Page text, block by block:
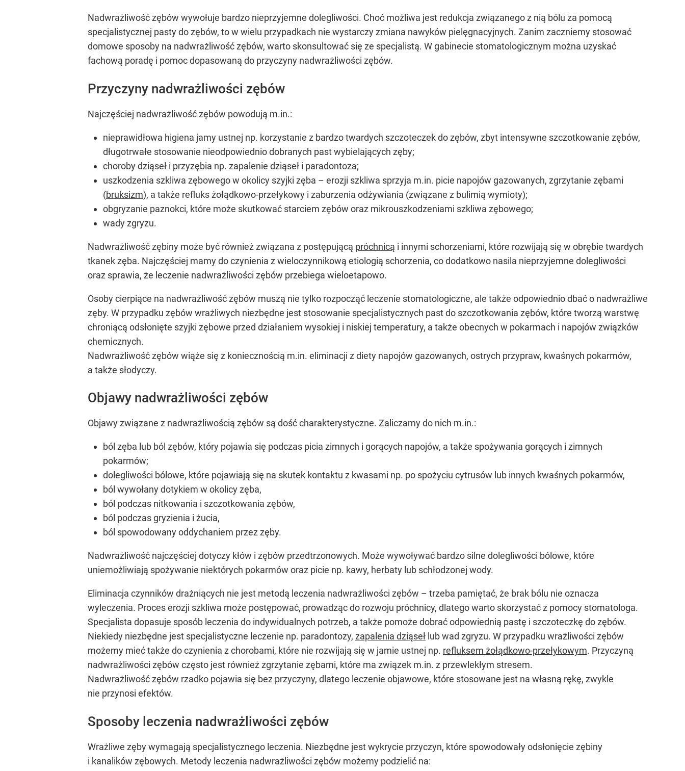
Nadwrażliwość zębów wywołuje bardzo nieprzyjemne dolegliwości. Choć możliwa jest redukcja związanego z nią bólu za pomocą
specjalistycznej pasty do zębów, to w wielu przypadkach nie wystarczy zmiana nawyków pielęgnacyjnych. Zanim zaczniemy stosować
domowe sposoby na nadwrażliwość zębów, warto skonsultować się ze specjalistą. W gabinecie stomatologicznym można uzyskać
fachową poradę i pomoc dopasowaną do przyczyny nadwrażliwości zębów.
Przyczyny nadwrażliwości zębów
Najczęściej nadwrażliwość zębów powodują m.in.:
nieprawidłowa higiena jamy ustnej np. korzystanie z bardzo twardych szczoteczek do zębów, zbyt intensywne szczotkowanie zębów,
długotrwałe stosowanie nieodpowiednio dobranych past wybielających zęby;
choroby dziąseł i przyzębia np. zapalenie dziąseł i paradontoza;
uszkodzenia szkliwa zębowego w okolicy szyjki zęba – erozji szkliwa sprzyja m.in. picie napojów gazowanych, zgrzytanie zębami
(bruksizm), a także refluks żołądkowo-przełykowy i zaburzenia odżywiania (związane z bulimią wymioty);
obgryzanie paznokci, które może skutkować starciem zębów oraz mikrouszkodzeniami szkliwa zębowego;
wady zgryzu.
Nadwrażliwość zębiny może być również związana z postępującą próchnicą i innymi schorzeniami, które rozwijają się w obrębie twardych
tkanek zęba. Najczęściej mamy do czynienia z wieloczynnikową etiologią schorzenia, co dodatkowo nasila nieprzyjemne dolegliwości
oraz sprawia, że leczenie nadwrażliwości zębów przebiega wieloetapowo.
Osoby cierpiące na nadwrażliwość zębów muszą nie tylko rozpocząć leczenie stomatologiczne, ale także odpowiednio dbać o nadwrażliwe
zęby. W przypadku zębów wrażliwych niezbędne jest stosowanie specjalistycznych past do szczotkowania zębów, które tworzą warstwę
chroniącą odsłonięte szyjki zębowe przed działaniem wysokiej i niskiej temperatury, a także obecnych w pokarmach i napojów związków
chemicznych.
Nadwrażliwość zębów wiąże się z koniecznością m.in. eliminacji z diety napojów gazowanych, ostrych przypraw, kwaśnych pokarmów,
a także słodyczy.
Objawy nadwrażliwości zębów
Objawy związane z nadwrażliwością zębów są dość charakterystyczne. Zaliczamy do nich m.in.:
ból zęba lub ból zębów, który pojawia się podczas picia zimnych i gorących napojów, a także spożywania gorących i zimnych
pokarmów;
dolegliwości bólowe, które pojawiają się na skutek kontaktu z kwasami np. po spożyciu cytrusów lub innych kwaśnych pokarmów,
ból wywołany dotykiem w okolicy zęba,
ból podczas nitkowania i szczotkowania zębów,
ból podczas gryzienia i żucia,
ból spowodowany oddychaniem przez zęby.
Nadwrażliwość najczęściej dotyczy kłów i zębów przedtrzonowych. Może wywoływać bardzo silne dolegliwości bólowe, które
uniemożliwiają spożywanie niektórych pokarmów oraz picie np. kawy, herbaty lub schłodzonej wody.
Eliminacja czynników drażniących nie jest metodą leczenia nadwrażliwości zębów – trzeba pamiętać, że brak bólu nie oznacza
wyleczenia. Proces erozji szkliwa może postępować, prowadząc do rozwoju próchnicy, dlatego warto skorzystać z pomocy stomatologa.
Specjalista dopasuje sposób leczenia do indywidualnych potrzeb, a także pomoże dobrać odpowiednią pastę i szczoteczkę do zębów.
Niekiedy niezbędne jest specjalistyczne leczenie np. paradontozy, zapalenia dziąseł lub wad zgryzu. W przypadku wrażliwości zębów
możemy mieć także do czynienia z chorobami, które nie rozwijają się w jamie ustnej np. refluksem żołądkowo-przełykowym. Przyczyną
nadwrażliwości zębów często jest również zgrzytanie zębami, które ma związek m.in. z przewlekłym stresem.
Nadwrażliwość zębów rzadko pojawia się bez przyczyny, dlatego leczenie objawowe, które stosowane jest na własną rękę, zwykle
nie przynosi efektów.
Sposoby leczenia nadwrażliwości zębów
Wrażliwe zęby wymagają specjalistycznego leczenia. Niezbędne jest wykrycie przyczyn, które spowodowały odsłonięcie zębiny
i kanalików zębowych. Metody leczenia nadwrażliwości zębów możemy podzielić na: